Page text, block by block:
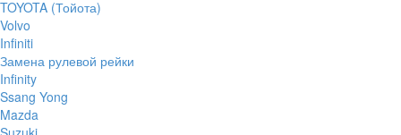
TOYOTA (Тойота)
Volvo
Infiniti
Замена рулевой рейки
Infinity
Ssang Yong
Mazda